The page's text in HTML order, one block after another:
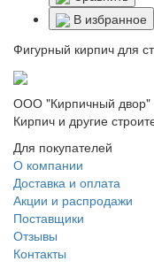
В избранное
Фигурный кирпич для
ООО "Кирпичный двор"
Кирпич и другие
Для покупателей
О компании
Доставка и оплата
Акции и распродажи
Поставщики
Отзывы
Контакты